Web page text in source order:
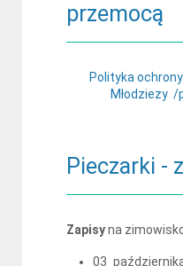
przemocą
Polityka
Młodziezy /
Pieczarki -
Zapisyna
03